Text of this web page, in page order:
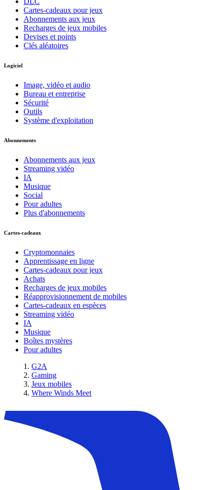
Cartes-cadeaux pour jeux
Abonnements aux jeux
Recharges de jeux mobiles
Devises et points
Clés aléatoires
Logiciel
Image, vidéo et audio
Bureau et entreprise
Sécurité
Outils
Système d'exploitation
Abonnements
Abonnements aux jeux
Streaming vidéo
IA
Musique
Social
Pour adultes
Plus d'abonnements
Cartes-cadeaux
Cryptomonnaies
Apprentissage en ligne
Cartes-cadeaux pour jeux
Achats
Recharges de jeux mobiles
Réapprovisionnement de mobiles
Cartes-cadeaux en espèces
Streaming vidéo
IA
Musique
Boîtes mystères
Pour adultes
G2A
Gaming
Jeux mobiles
Where Winds Meet